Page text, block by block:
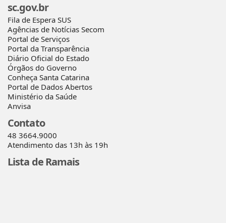
sc.gov.br
Fila de Espera SUS
Agências de Notícias Secom
Portal de Serviços
Portal da Transparência
Diário Oficial do Estado
Órgãos do Governo
Conheça Santa Catarina
Portal de Dados Abertos
Ministério da Saúde
Anvisa
Contato
48 3664.9000
Atendimento das 13h às 19h
Lista de Ramais